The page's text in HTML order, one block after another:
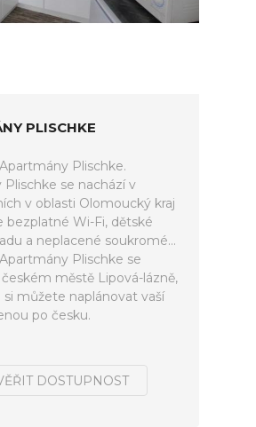
PLISCHKE
Plischke.
se nachází v
v oblasti Olomoucký kraj
bezplatné Wi-Fi, dětské
a neplacené soukromé...
Plischke se
městě Lipová-lázně,
můžete naplánovat vaší
po česku.
DOSTUPNOST